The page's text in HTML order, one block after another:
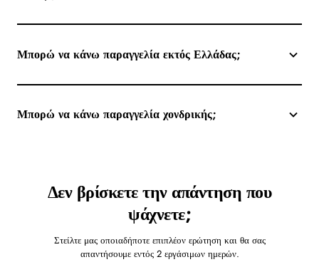
Μπορώ να κάνω παραγγελία εκτός Ελλάδας;
Μπορώ να κάνω παραγγελία χονδρικής;
Δεν βρίσκετε την απάντηση που
ψάχνετε;
Στείλτε μας οποιαδήποτε επιπλέον ερώτηση και θα σας
απαντήσουμε εντός 2 εργάσιμων ημερών.